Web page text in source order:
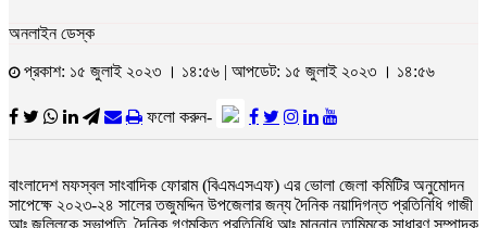
অনলাইন ডেস্ক
প্রকাশ: ১৫ জুলাই ২০২৩ । ১৪:৫৬ | আপডেট: ১৫ জুলাই ২০২৩ । ১৪:৫৬
ফলো করুন-
বাংলাদেশ মফস্বল সাংবাদিক ফোরাম (বিএমএসএফ) এর ভোলা জেলা কমিটির অনুমোদন
সাপেক্ষে ২০২৩-২৪ সালের তজুমদ্দিন উপজেলার জন্য দৈনিক নয়াদিগন্ত প্রতিনিধি গাজী
আঃ জলিলকে সভাপতি, দৈনিক গণমুক্তি প্রতিনিধি আঃ মান্নান তামিমকে সাধারণ সম্পাদক